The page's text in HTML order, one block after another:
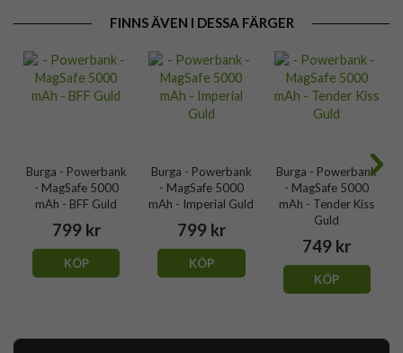
FINNS ÄVEN I DESSA FÄRGER
Burga - Powerbank
- MagSafe 5000
mAh - BFF Guld
799 kr
KÖP
Burga - Powerbank
- MagSafe 5000
mAh - Imperial Guld
799 kr
KÖP
Burga - Powerbank
- MagSafe 5000
mAh - Tender Kiss
Guld
749 kr
KÖP